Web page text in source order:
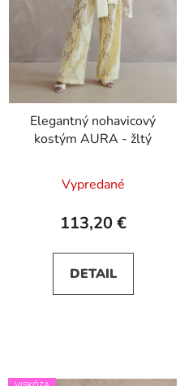
Elegantný nohavicový
kostým AURA - žltý
Vypredané
113,20 €
DETAIL